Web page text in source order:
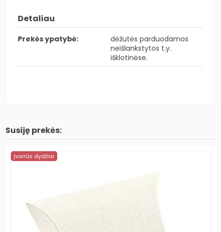
Detaliau
Prekės ypatybė:
dėžutės parduodamos
neišlankstytos t.y.
išklotinėse.
Susiję prekės:
Įvairūs dydžiai